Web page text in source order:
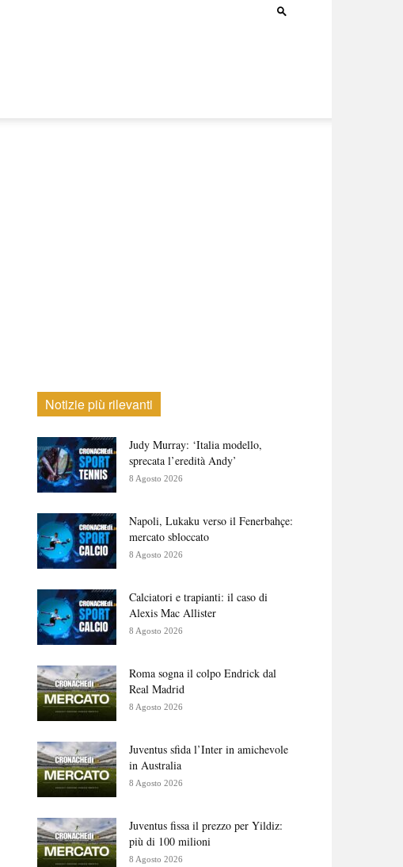
Notizie più rilevanti
Judy Murray: ‘Italia modello,
sprecata l’eredità Andy’
8 Agosto 2026
Napoli, Lukaku verso il Fenerbahçe:
mercato sbloccato
8 Agosto 2026
Calciatori e trapianti: il caso di
Alexis Mac Allister
8 Agosto 2026
Roma sogna il colpo Endrick dal
Real Madrid
8 Agosto 2026
Juventus sfida l’Inter in amichevole
in Australia
8 Agosto 2026
Juventus fissa il prezzo per Yildiz:
più di 100 milioni
8 Agosto 2026